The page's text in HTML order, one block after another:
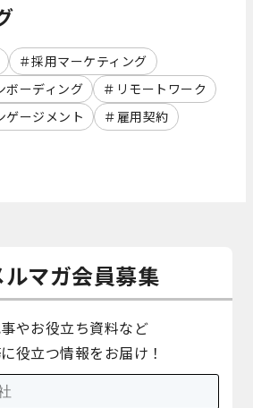
採用マーケティング
ボーディング
リモートワーク
ゲージメント 雇用契約
ルマガ会員募集
やお役立ち資料など
役立つ情報をお届け！